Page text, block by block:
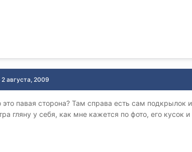
2 августа, 2009
это павая сторона? Там справа есть сам
гляну у себя, как мне кажется по фото, его кусок и